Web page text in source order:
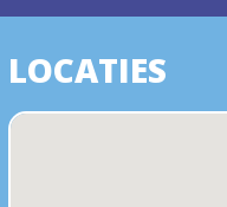
LOCATIES